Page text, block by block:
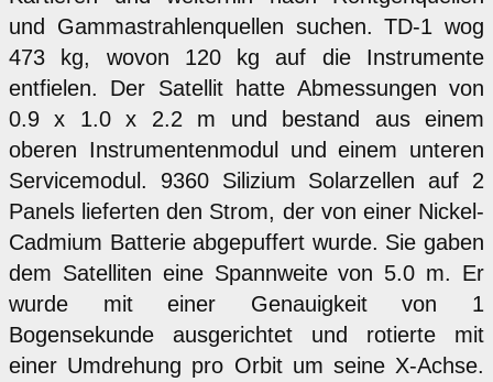
und Gammastrahlenquellen suchen. TD-1 wog
473 kg, wovon 120 kg auf die Instrumente
entfielen. Der Satellit hatte Abmessungen von
0.9 x 1.0 x 2.2 m und bestand aus einem
oberen Instrumentenmodul und einem unteren
Servicemodul. 9360 Silizium Solarzellen auf 2
Panels lieferten den Strom, der von einer Nickel-
Cadmium Batterie abgepuffert wurde. Sie gaben
dem Satelliten eine Spannweite von 5.0 m. Er
wurde mit einer Genauigkeit von 1
Bogensekunde ausgerichtet und rotierte mit
einer Umdrehung pro Orbit um seine X-Achse.